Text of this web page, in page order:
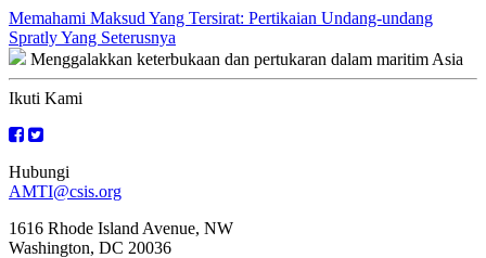
Navigasi
kiriman
Memahami Maksud Yang Tersirat: Pertikaian Undang-undang
Spratly Yang Seterusnya
Menggalakkan keterbukaan dan pertukaran dalam maritim Asia
Ikuti Kami
Hubungi
AMTI@csis.org
1616 Rhode Island Avenue, NW
Washington, DC 20036